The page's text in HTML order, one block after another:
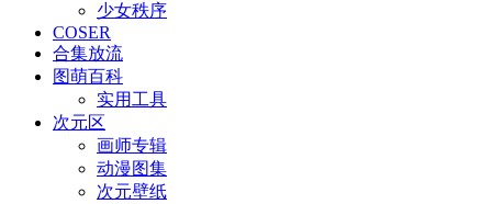
少女秩序
COSER
合集放流
图萌百科
实用工具
次元区
画师专辑
动漫图集
次元壁纸